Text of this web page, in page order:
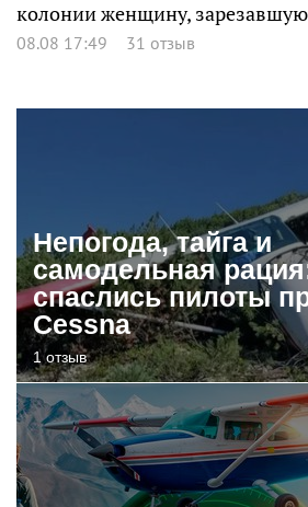
колонии женщину,
08.08 17:49 31 отзыв
Непогода, тайга и
самодельная
спаслись пилоты
Cessna
1 отзыв